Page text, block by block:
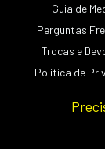
Guia de
Perguntas
Trocas e
Política de